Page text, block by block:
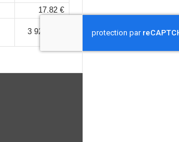
17.82 €
3 925,00 €